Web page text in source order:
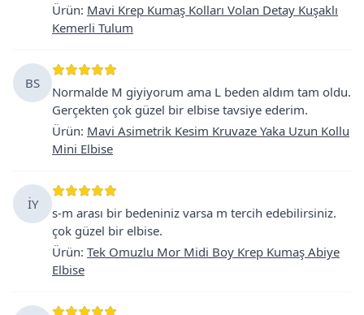
Ürün: Mavi Krep Kumaş Kolları Volan Detay Kuşaklı
Kemerli Tulum
BS
Normalde M giyiyorum ama L beden aldım tam oldu.
Gerçekten çok güzel bir elbise tavsiye ederim.
Ürün: Mavi Asimetrik Kesim Kruvaze Yaka Uzun Kollu
Mini Elbise
İY
s-m arası bir bedeniniz varsa m tercih edebilirsiniz.
çok güzel bir elbise.
Ürün: Tek Omuzlu Mor Midi Boy Krep Kumaş Abiye
Elbise